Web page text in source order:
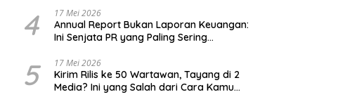
4 17 Mei 2026
Annual Report Bukan Laporan Keuangan:
Ini Senjata PR yang Paling Sering
5 17 Mei 2026
Kirim Rilis ke 50 Wartawan, Tayang di 2
Media? Ini yang Salah dari Cara Kamu